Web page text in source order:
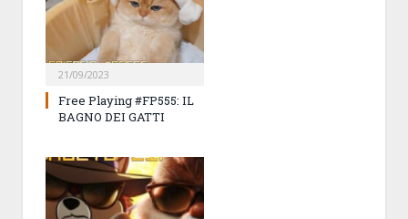
21/09/2023
Free Playing #FP555: IL
BAGNO DEI GATTI